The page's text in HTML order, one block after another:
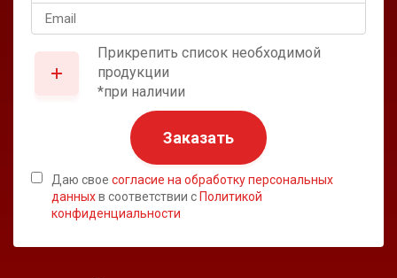
Прикрепить список необходимой
продукции
*при наличии
Заказать
Даю свое согласие на обработку персональных
данныхв соответствии с Политикой
конфиденциальности